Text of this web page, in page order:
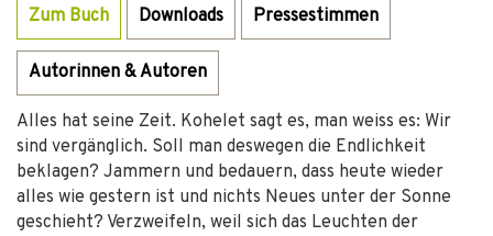
Zum Buch Downloads Pressestimmen
Autorinnen & Autoren
Alles hat seine Zeit. Kohelet sagt es, man weiss es: Wir
sind vergänglich. Soll man deswegen die Endlichkeit
beklagen? Jammern und bedauern, dass heute wieder
alles wie gestern ist und nichts Neues unter der Sonne
geschieht? Verzweifeln, weil sich das Leuchten der